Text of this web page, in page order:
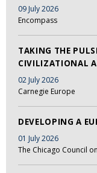
09 July 2026
Encompass
TAKING THE
CIVILIZATIONAL
02 July 2026
Carnegie Europe
DEVELOPING A
01 July 2026
The Chicago Council